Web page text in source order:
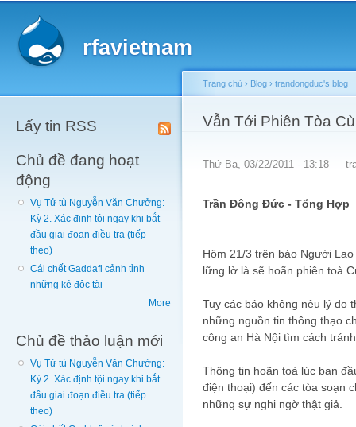
rfavietnam
Lấy tin RSS
Chủ đề đang hoạt
động
Vụ Tử tù Nguyễn Văn Chưởng:
Kỳ 2. Xác định tội ngay khi bắt
đầu giai đoạn điều tra (tiếp
theo)
Cái chết Gaddafi cảnh tỉnh
những kẻ độc tài
More
Chủ đề thảo luận mới
Vụ Tử tù Nguyễn Văn Chưởng:
Kỳ 2. Xác định tội ngay khi bắt
đầu giai đoạn điều tra (tiếp
theo)
You are here
Trang chủ › Blog › trandongduc's blog
Vẫn Tới Phiên Tòa
Thứ Ba, 03/22/2011 - 13:18 —
Trần Đông Đức - Tổng Hợp
Hôm 21/3 trên báo Người
lững lờ là sẽ hoãn phiên toà
Tuy các báo không nêu lý do
những nguồn tin thông thạo
công an Hà Nội tìm cách
Thông tin hoãn toà lúc ban
điện thoại) đến các tòa soạn
những sự nghi ngờ thật giả.